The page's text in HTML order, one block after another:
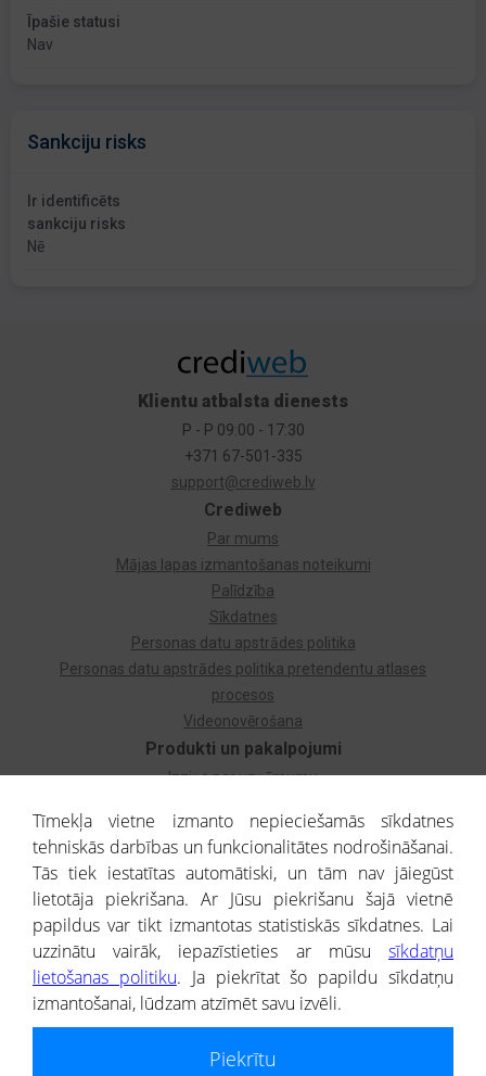
Īpašie statusi
Nav
Sankciju risks
Ir identificēts
sankciju risks
Nē
Produkti un pakalpojumi
Izziņa par uzņēmumu
Dzimtas koks
Uzņēmumu atlase
Monitorings
Kredītizziņa par ārvalstu uzņēmumiem
Crediweb
Par mums
Mājas lapas izmantošanas noteikumi
Palīdzība
Sīkdatnes
Personas datu apstrādes politika
Personas datu apstrādes politika pretendentu atlases
procesos
Videonovērošana
Klientu atbalsta dienests
P - P 09:00 - 17:30
+371 67-501-335
support@crediweb.lv
® CREDITREFORM Latvija
SIA
Tīmekļa vietne izmanto nepieciešamās sīkdatnes
tehniskās darbības un funkcionalitātes nodrošināšanai.
Tās tiek iestatītas automātiski, un tām nav jāiegūst
lietotāja piekrišana. Ar Jūsu piekrišanu šajā vietnē
papildus var tikt izmantotas statistiskās sīkdatnes. Lai
uzzinātu vairāk, iepazīstieties ar mūsu sīkdatņu
lietošanas politiku. Ja piekrītat šo papildu sīkdatņu
izmantošanai, lūdzam atzīmēt savu izvēli.
Piekrītu